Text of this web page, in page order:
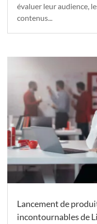
évaluer leur audience,
contenus...
Lancement de
incontournables de